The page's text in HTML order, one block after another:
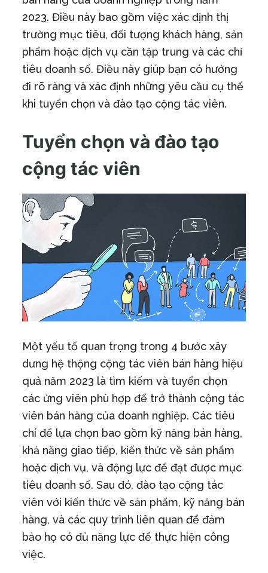
2023. Điều này bao gồm việc xác định thị
trường mục tiêu, đối tượng khách hàng, sản
phẩm hoặc dịch vụ cần tập trung và các chỉ
tiêu doanh số. Điều này giúp bạn có hướng
đi rõ ràng và xác định những yêu cầu cụ thể
khi tuyển chọn và đào tạo cộng tác viên.
Tuyển chọn và đào tạo
cộng tác viên
Một yếu tố quan trọng trong 4 bước xây
dưng hệ thộng cộng tác viên bán hàng hiệu
quả năm 2023 là tìm kiếm và tuyển chọn
các ứng viên phù hợp để trở thành cộng tác
viên bán hàng của doanh nghiệp. Các tiêu
chí để lựa chọn bao gồm kỹ năng bán hàng,
khả năng giao tiếp, kiến thức về sản phẩm
hoặc dịch vụ, và động lực để đạt được mục
tiêu doanh số. Sau đó, đào tạo cộng tác
viên với kiến thức về sản phẩm, kỹ năng bán
hàng, và các quy trình liên quan để đảm
bảo họ có đủ năng lực để thực hiện công
việc.